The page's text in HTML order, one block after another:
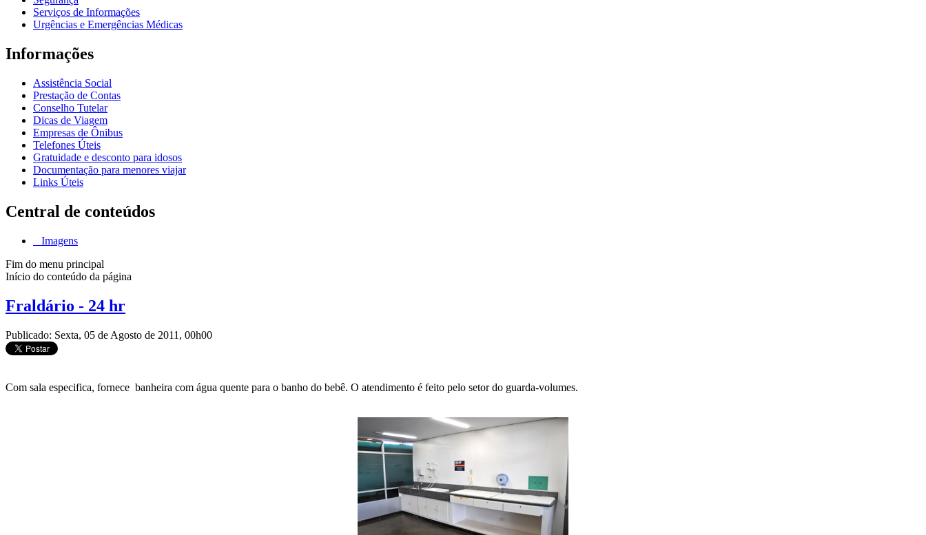
Serviços de Informações
Urgências e Emergências Médicas
Informações
Assistência Social
Prestação de Contas
Conselho Tutelar
Dicas de Viagem
Empresas de Ônibus
Telefones Úteis
Gratuidade e desconto para idosos
Documentação para menores viajar
Links Úteis
Central de conteúdos
Imagens
Fim do menu principal
Início do conteúdo da página
Fraldário - 24 hr
Publicado: Sexta, 05 de Agosto de 2011, 00h00
Com sala especifica, fornece banheira com água quente para o banho do bebê. O atendimento é feito pelo setor do guarda-volumes.